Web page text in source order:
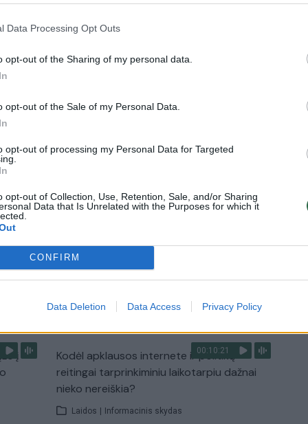
Data Processing Opt Outs
opt-out of the Sharing of my personal data.
opt-out of the Sale of my Personal Data.
opt-out of processing my Personal Data for Targeted
opt-out of Collection, Use, Retention, Sale, and/or Sharing
Data that Is Unrelated with the Purposes for which it
CONFIRM
Data Deletion Data Access Privacy Policy
Žinios Pasaulis
00:22:28
„Sodas ir daržas“ laidoje – veiksmingas
Visi įrašai
į
00:10:21
Kodėl apklausos internete ir politikų
reitingai tarprinkiminiu laikotarpiu dažnai
nieko nereiškia?
Laidos | Informacinis skydas